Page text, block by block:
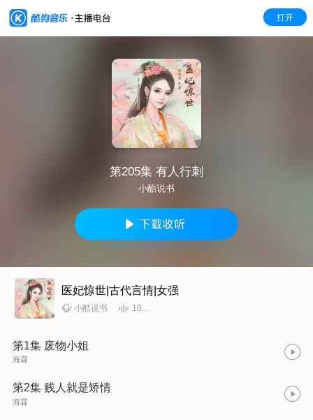
打开
第205集 有人行刺
小酷说书
医妃惊世|古代言情|女强
小酷说书 10261
第1集 废物小姐
海霖
第2集 贱人就是矫情
海霖